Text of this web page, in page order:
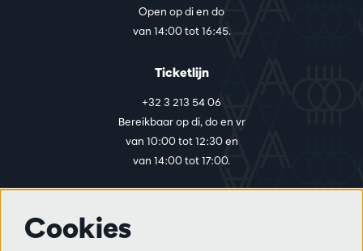
Open op di en do
van 14:00 tot 16:45.
Ticketlijn
+32 3 213 54 06
Bereikbaar op di, do en vr
van 10:00 tot 12:30 en
van 14:00 tot 17:00.
Cookies